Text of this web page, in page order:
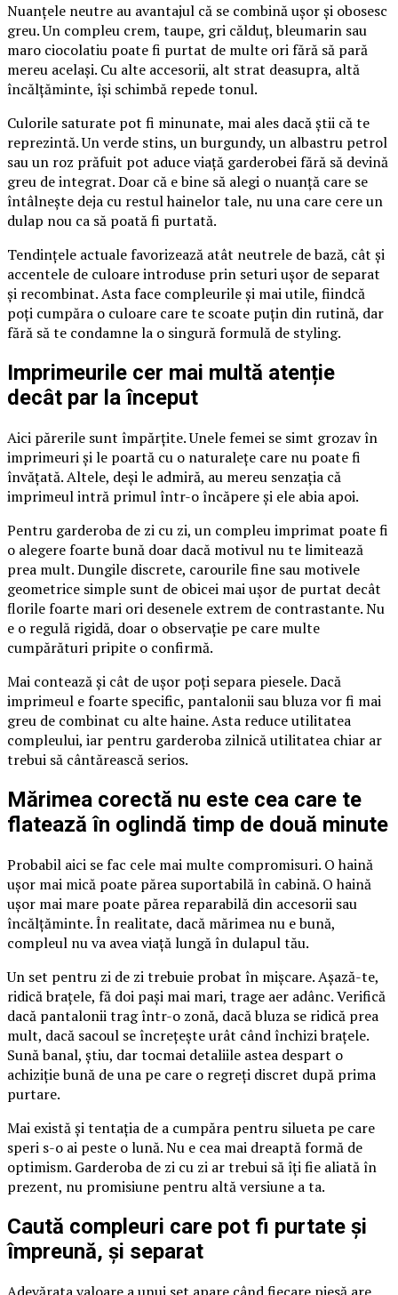
Nuanțele neutre au avantajul că se combină ușor și obosesc
greu. Un compleu crem, taupe, gri călduț, bleumarin sau
maro ciocolatiu poate fi purtat de multe ori fără să pară
mereu același. Cu alte accesorii, alt strat deasupra, altă
încălțăminte, își schimbă repede tonul.
Culorile saturate pot fi minunate, mai ales dacă știi că te
reprezintă. Un verde stins, un burgundy, un albastru petrol
sau un roz prăfuit pot aduce viață garderobei fără să devină
greu de integrat. Doar că e bine să alegi o nuanță care se
întâlnește deja cu restul hainelor tale, nu una care cere un
dulap nou ca să poată fi purtată.
Tendințele actuale favorizează atât neutrele de bază, cât și
accentele de culoare introduse prin seturi ușor de separat
și recombinat. Asta face compleurile și mai utile, fiindcă
poți cumpăra o culoare care te scoate puțin din rutină, dar
fără să te condamne la o singură formulă de styling.
Imprimeurile cer mai multă atenție
decât par la început
Aici părerile sunt împărțite. Unele femei se simt grozav în
imprimeuri și le poartă cu o naturalețe care nu poate fi
învățată. Altele, deși le admiră, au mereu senzația că
imprimeul intră primul într-o încăpere și ele abia apoi.
Pentru garderoba de zi cu zi, un compleu imprimat poate fi
o alegere foarte bună doar dacă motivul nu te limitează
prea mult. Dungile discrete, carourile fine sau motivele
geometrice simple sunt de obicei mai ușor de purtat decât
florile foarte mari ori desenele extrem de contrastante. Nu
e o regulă rigidă, doar o observație pe care multe
cumpărături pripite o confirmă.
Mai contează și cât de ușor poți separa piesele. Dacă
imprimeul e foarte specific, pantalonii sau bluza vor fi mai
greu de combinat cu alte haine. Asta reduce utilitatea
compleului, iar pentru garderoba zilnică utilitatea chiar ar
trebui să cântărească serios.
Mărimea corectă nu este cea care te
flatează în oglindă timp de două minute
Probabil aici se fac cele mai multe compromisuri. O haină
ușor mai mică poate părea suportabilă în cabină. O haină
ușor mai mare poate părea reparabilă din accesorii sau
încălțăminte. În realitate, dacă mărimea nu e bună,
compleul nu va avea viață lungă în dulapul tău.
Un set pentru zi de zi trebuie probat în mișcare. Așază-te,
ridică brațele, fă doi pași mai mari, trage aer adânc. Verifică
dacă pantalonii trag într-o zonă, dacă bluza se ridică prea
mult, dacă sacoul se încrețește urât când închizi brațele.
Sună banal, știu, dar tocmai detaliile astea despart o
achiziție bună de una pe care o regreți discret după prima
purtare.
Mai există și tentația de a cumpăra pentru silueta pe care
speri s-o ai peste o lună. Nu e cea mai dreaptă formă de
optimism. Garderoba de zi cu zi ar trebui să îți fie aliată în
prezent, nu promisiune pentru altă versiune a ta.
Caută compleuri care pot fi purtate și
împreună, și separat